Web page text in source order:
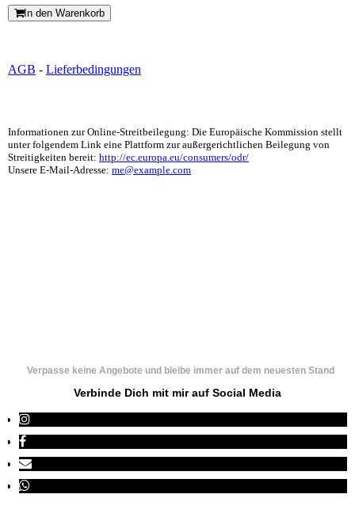
In den Warenkorb
AGB - Lieferbedingungen
Informationen zur Online-Streitbeilegung: Die Europäische Kommission stellt
unter folgendem Link eine Plattform zur außergerichtlichen Beilegung von
Streitigkeiten bereit: http://ec.europa.eu/consumers/odr/
Unsere E-Mail-Adresse: me@example.com
Verpasse keine Angebote und bleibe immer auf dem neuesten Stand
Verbinde Dich mit mir auf Social Media